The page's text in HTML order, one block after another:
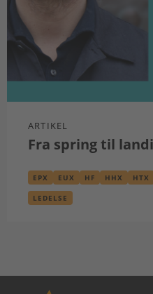
ARTIKEL
Fra spring til
EPX EUX HF HHX HTX
LEDELSE